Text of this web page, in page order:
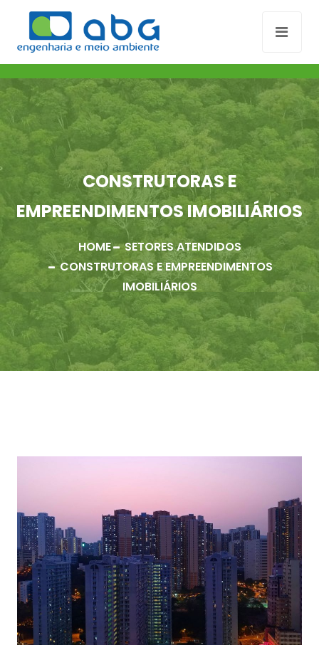
CONSTRUTORAS E
EMPREENDIMENTOS IMOBILIÁRIOS
HOME
SETORES ATENDIDOS
CONSTRUTORAS E EMPREENDIMENTOS
IMOBILIÁRIOS